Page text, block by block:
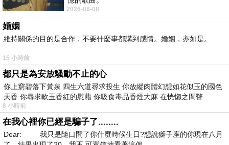
2026-08-08
婚姻
維持關係的目的是合作，不要什麼事都講到感情。婚姻，亦如是。
15 小時前
都只是為安放騷動不止的心
你上窮碧落下黃泉 四生六道尋求投生 你放縱肉體幻想如花似玉的國色
天香 你尋求軟玉香紅的慰藉 你吸食毒品香煙大麻 在恍惚之間瞥
8 小時前
在我心裡你已經是騙子了........
Dear: 我只是隨口問了你什麼時候生日?想說獅子座的你現在八月